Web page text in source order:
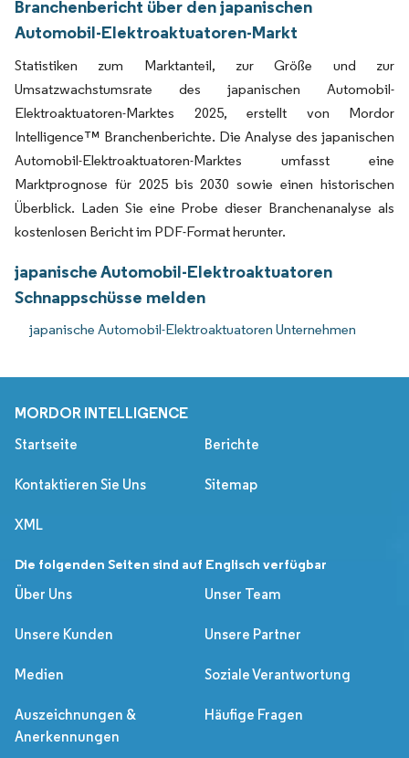
Branchenbericht über den japanischen
Automobil-Elektroaktuatoren-Markt
Statistiken zum Marktanteil, zur Größe und zur
Umsatzwachstumsrate des japanischen Automobil-
Elektroaktuatoren-Marktes 2025, erstellt von Mordor
Intelligence™ Branchenberichte. Die Analyse des japanischen
Automobil-Elektroaktuatoren-Marktes umfasst eine
Marktprognose für 2025 bis 2030 sowie einen historischen
Überblick. Laden Sie eine Probe dieser Branchenanalyse als
kostenlosen Bericht im PDF-Format herunter.
japanische Automobil-Elektroaktuatoren
Schnappschüsse melden
japanische Automobil-Elektroaktuatoren Unternehmen
MORDOR INTELLIGENCE
Startseite Berichte
Kontaktieren Sie Uns Sitemap
XML
Die folgenden Seiten sind auf Englisch verfügbar
Über Uns
Unser Team
Unsere Kunden Unsere Partner
Medien Soziale Verantwortung
Auszeichnungen &
Anerkennungen
Häufige Fragen